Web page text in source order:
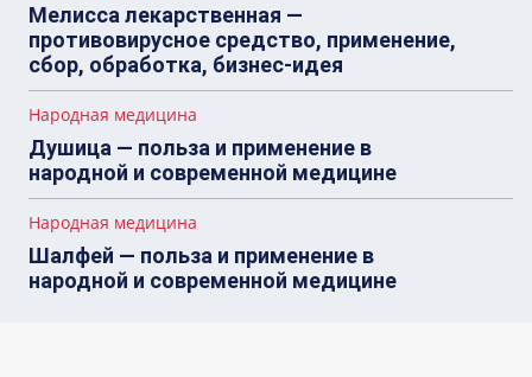
Мелисса лекарственная —
противовирусное средство, применение,
сбор, обработка, бизнес-идея
Народная медицина
Душица — польза и применение в
народной и современной медицине
Народная медицина
Шалфей — польза и применение в
народной и современной медицине